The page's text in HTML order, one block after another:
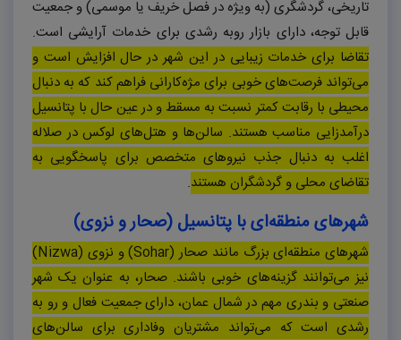
تاریخی، گردشگری (به ویژه در فصل خریف یا موسمی) و جمعیت
قابل توجه، دارای بازار روبه رشدی برای خدمات آرایشی است.
تقاضا برای خدمات زیبایی در این شهر در حال افزایش است و
می‌تواند فرصت‌های خوبی برای مژه‌کارانی فراهم کند که به دنبال
محیطی با رقابت کمتر نسبت به مسقط و در عین حال با پتانسیل
درآمدزایی مناسب هستند. سالن‌ها و هتل‌های لوکس در صلاله
اغلب به دنبال جذب نیروهای متخصص برای پاسخگویی به
تقاضای محلی و گردشگران هستند.
شهرهای منطقه‌ای با پتانسیل (صحار و نزوی)
شهرهای منطقه‌ای بزرگ مانند صحار (Sohar) و نزوی (Nizwa
)
نیز می‌توانند گزینه‌های خوبی باشند. صحار، به عنوان یک شهر
صنعتی و بندری مهم در شمال عمان، دارای جمعیت فعال و رو به
رشدی است که می‌تواند مشتریان وفاداری برای سالن‌های